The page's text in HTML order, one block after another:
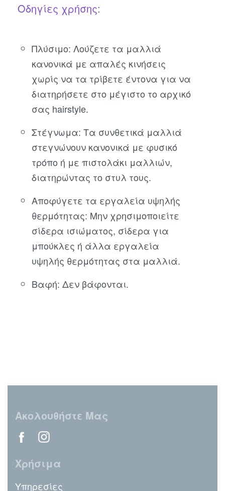
Οδηγίες χρήσης:
Πλύσιμο: Λούζετε τα μαλλιά
κανονικά με απαλές κινήσεις
χωρίς να τα τρίβετε έντονα για να
διατηρήσετε στο μέγιστο το αρχικό
σας hairstyle.
Στέγνωμα: Τα συνθετικά μαλλιά
στεγνώνουν κανονικά με φυσικό
τρόπο ή με πιστολάκι μαλλιών,
διατηρώντας το στυλ τους.
Αποφύγετε τα εργαλεία υψηλής
θερμότητας: Μην χρησιμοποιείτε
σίδερα ισιώματος, σίδερα για
μπούκλες ή άλλα εργαλεία
υψηλής θερμότητας στα μαλλιά.
Βαφή: Δεν βάφονται.
Ακολουθήστε Μας
Χρήσιμα
Υπηρεσίες